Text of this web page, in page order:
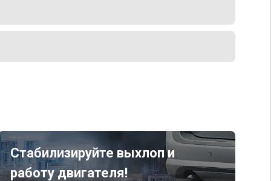
Стабилизируйте выхлоп и
работу двигателя!